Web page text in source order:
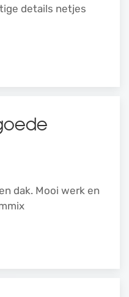
details netjes
dak. Mooi werk en